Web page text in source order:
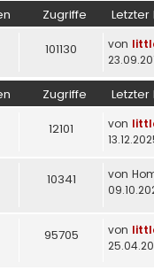
Zugriffe Letzter
101130 von
Zugriffe Letzter
12101 von
10341 von
95705 von